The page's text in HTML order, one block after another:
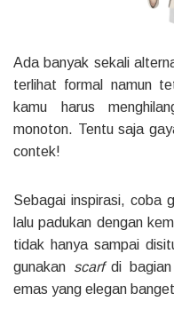
Ada banyak sekali
terlihat formal namun
kamu harus
monoton. Tentu saja
contek!
Sebagai inspirasi, coba
lalu padukan dengan
tidak hanya sampai
gunakan scarfdi bagian
emas yang elegan